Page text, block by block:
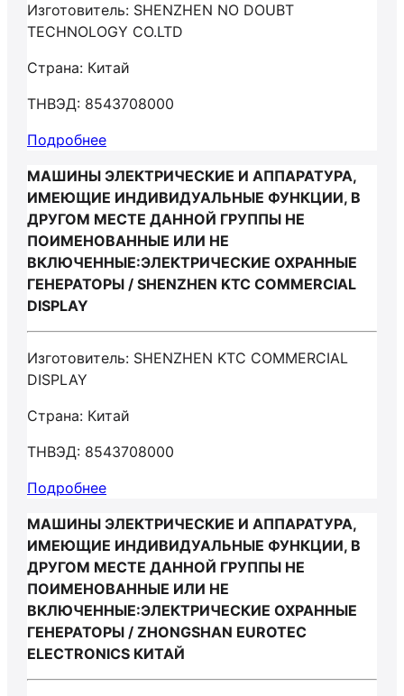
Изготовитель: SHENZHEN NO DOUBT
TECHNOLOGY CO.LTD
Страна: Китай
ТНВЭД: 8543708000
Подробнее
МАШИНЫ ЭЛЕКТРИЧЕСКИЕ И АППАРАТУРА,
ИМЕЮЩИЕ ИНДИВИДУАЛЬНЫЕ ФУНКЦИИ, В
ДРУГОМ МЕСТЕ ДАННОЙ ГРУППЫ НЕ
ПОИМЕНОВАННЫЕ ИЛИ НЕ
ВКЛЮЧЕННЫЕ:ЭЛЕКТРИЧЕСКИЕ ОХРАННЫЕ
ГЕНЕРАТОРЫ / SHENZHEN KTC COMMERCIAL
DISPLAY
Изготовитель: SHENZHEN KTC COMMERCIAL
DISPLAY
Страна: Китай
ТНВЭД: 8543708000
Подробнее
МАШИНЫ ЭЛЕКТРИЧЕСКИЕ И АППАРАТУРА,
ИМЕЮЩИЕ ИНДИВИДУАЛЬНЫЕ ФУНКЦИИ, В
ДРУГОМ МЕСТЕ ДАННОЙ ГРУППЫ НЕ
ПОИМЕНОВАННЫЕ ИЛИ НЕ
ВКЛЮЧЕННЫЕ:ЭЛЕКТРИЧЕСКИЕ ОХРАННЫЕ
ГЕНЕРАТОРЫ / ZHONGSHAN EUROTEC
ELECTRONICS КИТАЙ